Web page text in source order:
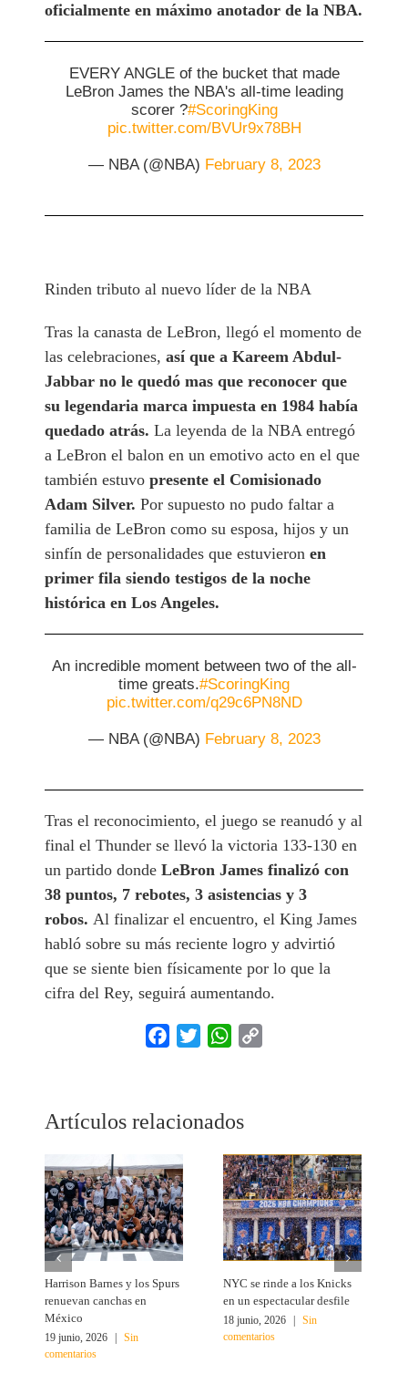
oficialmente en máximo anotador de la NBA.
EVERY ANGLE of the bucket that made
LeBron James the NBA's all-time leading
scorer ?️#ScoringKing
pic.twitter.com/BVUr9x78BH
— NBA (@NBA) February 8, 2023
Rinden tributo al nuevo líder de la NBA
Tras la canasta de LeBron, llegó el momento de
las celebraciones,así que a Kareem Abdul-
Jabbar no le quedó mas que reconocer que
su legendaria marca impuesta en 1984 había
quedado atrás. La leyenda de la NBA entregó
a LeBron el balon en un emotivo acto en el que
también estuvopresente el Comisionado
Adam Silver. Por supuesto no pudo faltar a
familia de LeBron como su esposa, hijos y un
sinfín de personalidades que estuvieronen
primer fila siendo testigos de la noche
histórica en Los Angeles.
An incredible moment between two of the all-
time greats.#ScoringKing
pic.twitter.com/q29c6PN8ND
— NBA (@NBA) February 8, 2023
Tras el reconocimiento, el juego se reanudó y al
final el Thunder se llevó la victoria 133-130 en
un partido dondeLeBron James finalizó con
38 puntos, 7 rebotes, 3 asistencias y 3
robos.Al finalizar el encuentro, el King James
habló sobre su más reciente logro y advirtió
que se siente bien físicamente por lo que la
cifra del Rey, seguirá aumentando.
Facebook
Twitter WhatsApp
Artículos relacionados
Harrison Barnes y los Spurs
renuevan canchas en
México
19 junio, 2026 |
Sin
comentarios
NYC se rinde a los Knicks
en un espectacular desfile
18 junio, 2026 |
Sin
comentarios